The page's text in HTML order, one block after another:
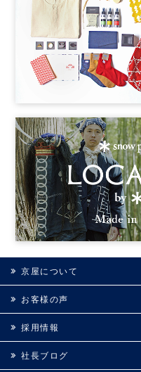
京屋について
お客様の声
採用情報
社長ブログ